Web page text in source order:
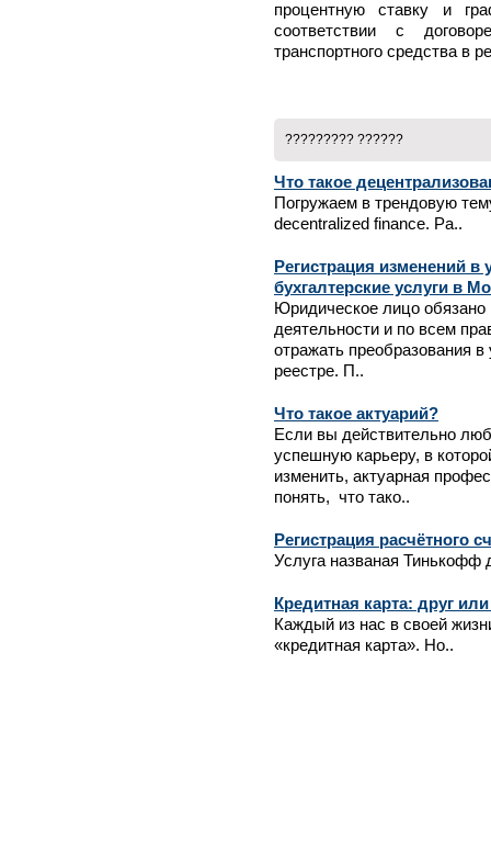
процентную ставку и
соответствии с
транспортного средства в
????????? ??????
Что такое
Погружаем в трендовую
decentralized finance. Ра..
Регистрация изменений
бухгалтерские услуги в
Юридическое лицо обязано
деятельности и по всем
отражать преобразования в
реестре. П..
Что такое актуарий?
Если вы действительно
успешную карьеру, в
изменить, актуарная
понять, что тако..
Регистрация расчётного
Услуга названая Тинькофф
Кредитная карта: друг
Каждый из нас в своей
«кредитная карта». Но..